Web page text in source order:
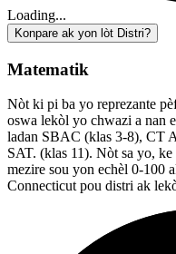
Loading...
Konpare ak yon lòt Distri?
Matematik
Nòt ki pi ba yo reprezante
oswa lekòl yo chwazi a nan
ladan SBAC (klas 3-8), CT
SAT. (klas 11). Nòt sa yo,
mezire sou yon echèl 0-100
Connecticut pou distri ak